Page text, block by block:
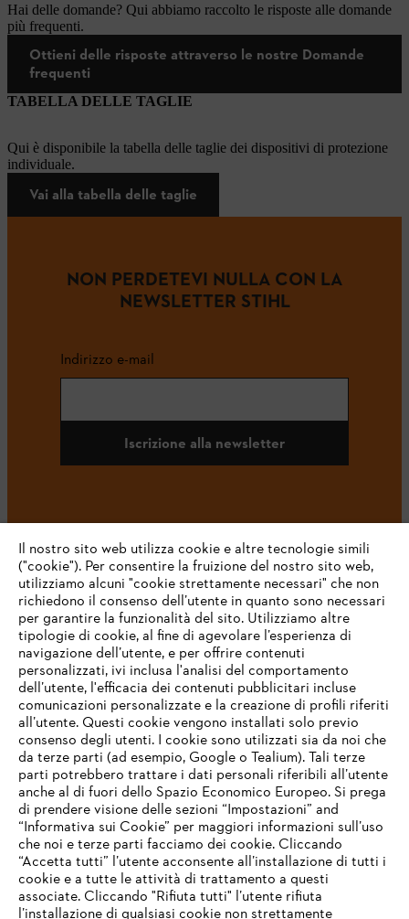
Hai delle domande? Qui abbiamo raccolto le risposte alle domande
più frequenti.
Ottieni delle risposte attraverso le nostre Domande
frequenti
TABELLA DELLE TAGLIE
Qui è disponibile la tabella delle taglie dei dispositivi di protezione
individuale.
Vai alla tabella delle taglie
NON PERDETEVI NULLA CON LA
NEWSLETTER STIHL
Indirizzo e-mail
Iscrizione alla newsletter
L’azienda
STIHL FAQ
Service
IHR BROWSER WIRD NICHT
UNTERSTÜTZT
Il nostro sito web utilizza cookie e altre tecnologie simili
("cookie"). Per consentire la fruizione del nostro sito web,
utilizziamo alcuni "cookie strettamente necessari" che non
richiedono il consenso dell’utente in quanto sono necessari
per garantire la funzionalità del sito. Utilizziamo altre
tipologie di cookie, al fine di agevolare l’esperienza di
navigazione dell’utente, e per offrire contenuti
personalizzati, ivi inclusa l'analisi del comportamento
dell’utente, l'efficacia dei contenuti pubblicitari incluse
comunicazioni personalizzate e la creazione di profili riferiti
all’utente. Questi cookie vengono installati solo previo
consenso degli utenti. I cookie sono utilizzati sia da noi che
da terze parti (ad esempio, Google o Tealium). Tali terze
parti potrebbero trattare i dati personali riferibili all’utente
anche al di fuori dello Spazio Economico Europeo. Si prega
di prendere visione delle sezioni “Impostazioni” and
“Informativa sui Cookie” per maggiori informazioni sull’uso
che noi e terze parti facciamo dei cookie. Cliccando
“Accetta tutti” l’utente acconsente all’installazione di tutti i
cookie e a tutte le attività di trattamento a questi
associate. Cliccando "Rifiuta tutti" l’utente rifiuta
l’installazione di qualsiasi cookie non strettamente